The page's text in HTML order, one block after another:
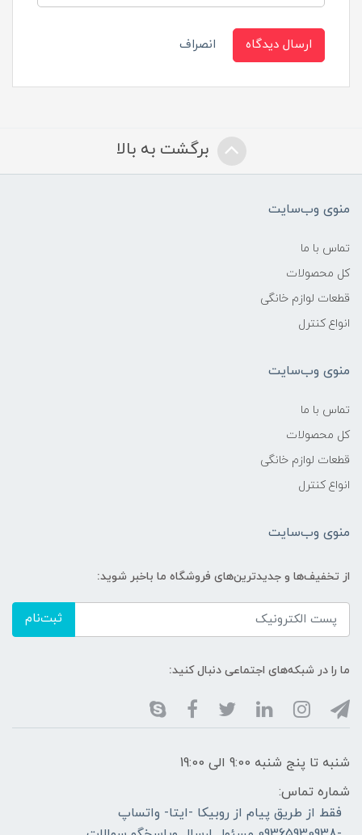
ارسال دیدگاه انصراف
برگشت به بالا
منوی وب‌سایت
تماس با ما
کل محصولات
قطعات لوازم خانگی
انواع کنترل
منوی وب‌سایت
تماس با ما
کل محصولات
قطعات لوازم خانگی
انواع کنترل
منوی وب‌سایت
از تخفیف‌ها و جدیدترین‌های فروشگاه ما باخبر شوید:
ثبت‌نام
ما را در شبکه‌های اجتماعی دنبال کنید:
شنبه تا پنج شنبه 9:00 الی 19:00
شماره تماس:
فقط از طریق پیام از روبیکا -ایتا- واتساپ